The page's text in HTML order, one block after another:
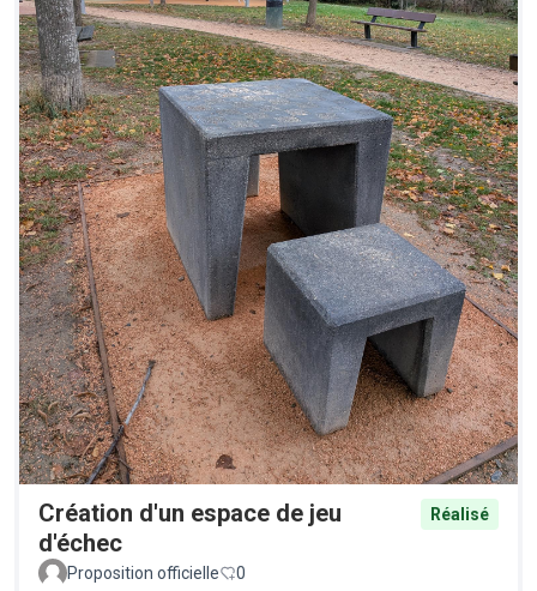
Création d'un espace de jeu
d'échec
Réalisé
Proposition officielle 0